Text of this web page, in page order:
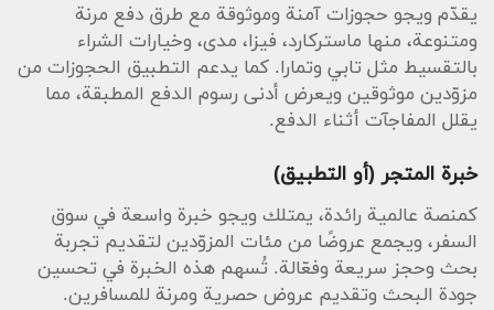
يقدّم ويجو حجوزات آمنة وموثوقة مع طرق دفع مرنة
ومتنوعة، منها ماستركارد، فيزا، مدى، وخيارات الشراء
بالتقسيط مثل تابي وتمارا. كما يدعم التطبيق الحجوزات من
مزوّدين موثوقين ويعرض أدنى رسوم الدفع المطبقة، مما
يقلل المفاجآت أثناء الدفع.
خبرة المتجر (أو التطبيق)
كمنصة عالمية رائدة، يمتلك ويجو خبرة واسعة في سوق
السفر، ويجمع عروضًا من مئات المزوّدين لتقديم تجربة
بحث وحجز سريعة وفعّالة. تُسهم هذه الخبرة في تحسين
جودة البحث وتقديم عروض حصرية ومرنة للمسافرين.